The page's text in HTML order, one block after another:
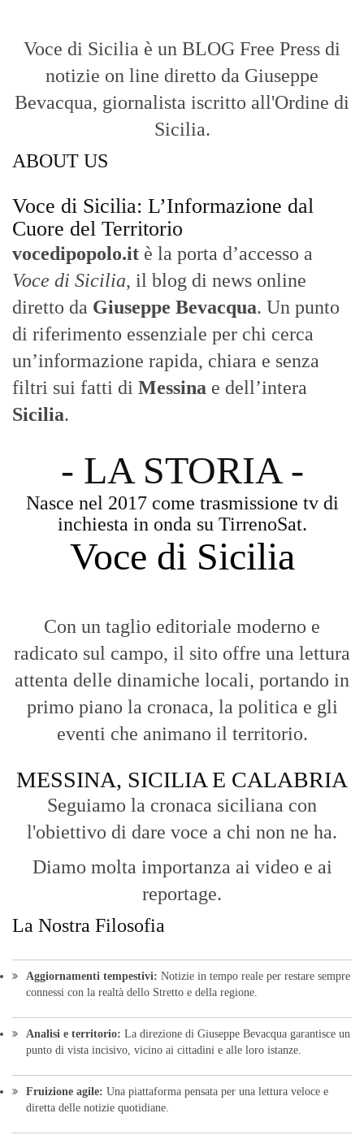
Voce di Sicilia è un BLOG Free Press di
notizie on line diretto da Giuseppe
Bevacqua, giornalista iscritto all'Ordine di
Sicilia.
ABOUT US
Voce di Sicilia: L’Informazione dal
Cuore del Territorio
vocedipopolo.it è la porta d’accesso a
Voce di Sicilia, il blog di news online
diretto da Giuseppe Bevacqua. Un punto
di riferimento essenziale per chi cerca
un’informazione rapida, chiara e senza
filtri sui fatti di Messina e dell’intera
Sicilia.
- LA STORIA -
Nasce nel 2017 come trasmissione tv di
inchiesta in onda su TirrenoSat.
Voce di Sicilia
Con un taglio editoriale moderno e
radicato sul campo, il sito offre una lettura
attenta delle dinamiche locali, portando in
primo piano la cronaca, la politica e gli
eventi che animano il territorio.
MESSINA, SICILIA E CALABRIA
Seguiamo la cronaca siciliana con
l'obiettivo di dare voce a chi non ne ha.
Diamo molta importanza ai video e ai
reportage.
La Nostra Filosofia
Aggiornamenti tempestivi: Notizie in tempo reale per restare sempre
connessi con la realtà dello Stretto e della regione.
Analisi e territorio: La direzione di Giuseppe Bevacqua garantisce un
punto di vista incisivo, vicino ai cittadini e alle loro istanze.
Fruizione agile: Una piattaforma pensata per una lettura veloce e
diretta delle notizie quotidiane.